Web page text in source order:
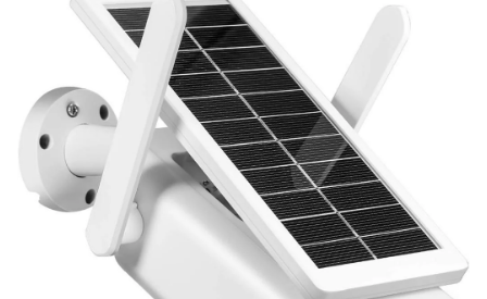
Ativar tradutor em libras